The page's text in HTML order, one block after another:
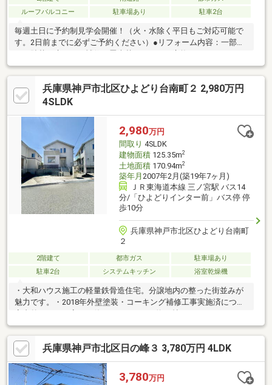
ルーフバルコニー
駐車場あり 駐車2台
毎週土日に予約制見学会開催！（火・水除く平日もご対応可能で
す。2日前までに必ずご予約ください）●リフォーム内容：一部ク
ロ及び換気扇交換、給湯器交換、浴槽塗装、植栽剪定、ハウスク
リーニング他●新築時の長期保証継続可能で長期的な安心をサポ
ートします。●長期優良住宅認定済み。耐震・省エネ・劣化対策
など、将来にわたって安心して暮らせる高品質住宅です。
兵庫県神戸市北区ひよどり台南町２ 2,980万円
4SLDK
2,980万円
間取り 4SLDK
建物面積125.35m2
土地面積170.94m2
築年月 2007年2月(築19年7ヶ月)
ＪＲ東海道本線 三ノ宮駅 バス14
分/「ひよどりインター前」バス停 停
歩10分
兵庫県神戸市北区ひよどり台南町
２
2階建て 都市ガス
駐車場あり
駐車2台
システムキッチン 浴室乾燥機
・大和ハウス施工の軽量鉄骨造住宅。分譲地内の整った街並みが
魅力です。・2018年外壁塗装・コーキング補修工事実施済につき
4SLDKプラン。ファミリー層にもおすすめの間取りです。・東西
両面道路に接道しており、陽当たり・通風良好な開放感ある立地
です。・2台駐車可能（車種制限有）。来客時にも便利な駐車スペ
ース。・周辺には公園も多く、落ち着いた住環境で子育て世帯に
もおすすめです。
兵庫県神戸市北区日の峰３ 3,780万円 4LDK
3,780万円